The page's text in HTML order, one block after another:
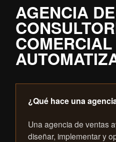
AGENCIA
¿Qué hace una
Una agencia de ventas
diseñar, implementar y